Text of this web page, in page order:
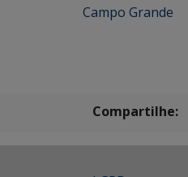
Campo Grande
Compartilhe: